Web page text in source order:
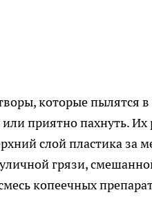
которые пылятся
приятно пахнуть.
слой пластика за
грязи,
копеечных